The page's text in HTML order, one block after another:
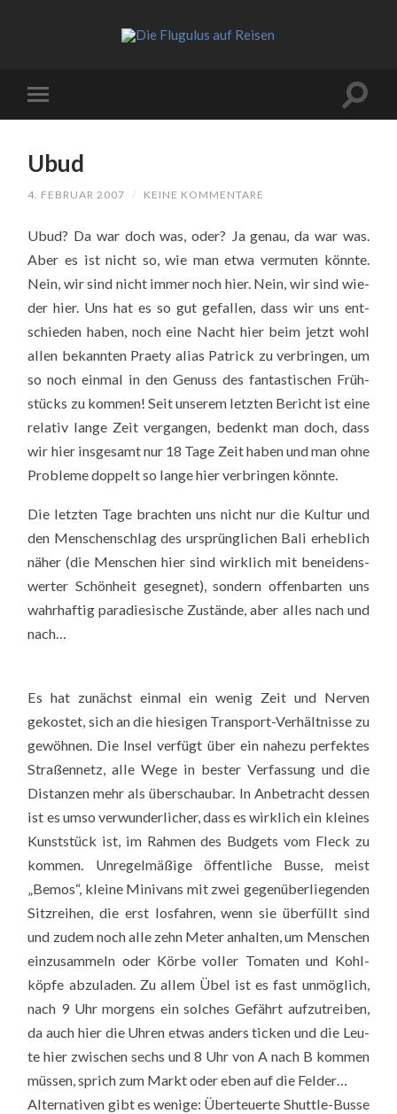
Ubud
4. FEBRUAR 2007 / KEINE KOMMENTARE
Ubud? Da war doch was, oder? Ja genau, da war was.
Aber es ist nicht so, wie man etwa ver­mu­ten könn­te.
Nein, wir sind nicht immer noch hier. Nein, wir sind wie­
der hier. Uns hat es so gut gefal­len, dass wir uns ent­
schie­den haben, noch eine Nacht hier beim jetzt wohl
allen bekann­ten Pra­e­ty ali­as Patrick zu ver­brin­gen, um
so noch ein­mal in den Genuss des fan­tas­ti­schen Früh­
stücks zu kom­men! Seit unse­rem letz­ten Bericht ist eine
rela­tiv lan­ge Zeit ver­gan­gen, bedenkt man doch, dass
wir hier ins­ge­samt nur 18 Tage Zeit haben und man ohne
Pro­ble­me dop­pelt so lan­ge hier ver­brin­gen könn­te.
Die letz­ten Tage brach­ten uns nicht nur die Kul­tur und
den Men­schen­schlag des ursprüng­li­chen Bali erheb­lich
näher (die Men­schen hier sind wirk­lich mit benei­dens­
wer­ter Schön­heit geseg­net), son­dern offen­bar­ten uns
wahr­haf­tig para­die­si­sche Zustän­de, aber alles nach und
nach…
Es hat zunächst ein­mal ein wenig Zeit und Ner­ven
gekos­tet, sich an die hie­si­gen Trans­port-Ver­hält­nis­se zu
gewöh­nen. Die Insel ver­fügt über ein nahe­zu per­fek­tes
Stra­ßen­netz, alle Wege in bes­ter Ver­fas­sung und die
Distan­zen mehr als über­schau­bar. In Anbe­tracht des­sen
ist es umso ver­wun­der­li­cher, dass es wirk­lich ein klei­nes
Kunst­stück ist, im Rah­men des Bud­gets vom Fleck zu
kom­men. Unre­gel­mä­ßi­ge öffent­li­che Bus­se, meist
„Bemos“, klei­ne Mini­vans mit zwei gegen­über­lie­gen­den
Sitz­rei­hen, die erst los­fah­ren, wenn sie über­füllt sind
und zudem noch alle zehn Meter anhal­ten, um Men­schen
ein­zu­sam­meln oder Kör­be vol­ler Toma­ten und Kohl­
köp­fe abzu­la­den. Zu allem Übel ist es fast unmög­lich,
nach 9 Uhr mor­gens ein sol­ches Gefährt auf­zu­trei­ben,
da auch hier die Uhren etwas anders ticken und die Leu­
te hier zwi­schen sechs und 8 Uhr von A nach B kom­men
müs­sen, sprich zum Markt oder eben auf die Fel­der…
Alter­na­ti­ven gibt es weni­ge: Über­teu­er­te Shut­tle-Bus­se